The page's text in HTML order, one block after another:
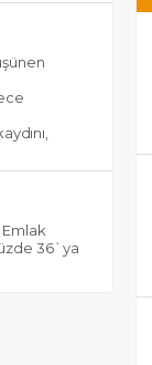
36`ya